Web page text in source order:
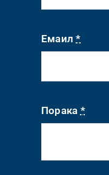
Емаил*
Порака *